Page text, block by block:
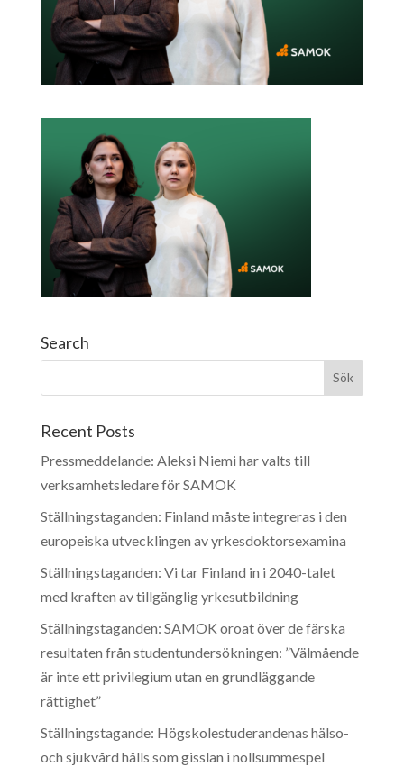
Search
Recent Posts
Pressmeddelande: Aleksi Niemi har valts till
verksamhetsledare för SAMOK
Ställningstaganden: Finland måste integreras i den
europeiska utvecklingen av yrkesdoktorsexamina
Ställningstaganden: Vi tar Finland in i 2040-talet
med kraften av tillgänglig yrkesutbildning
Ställningstaganden: SAMOK oroat över de färska
resultaten från studentundersökningen: ”Välmående
är inte ett privilegium utan en grundläggande
rättighet”
Ställningstagande: Högskolestuderandenas hälso-
och sjukvård hålls som gisslan i nollsummespel